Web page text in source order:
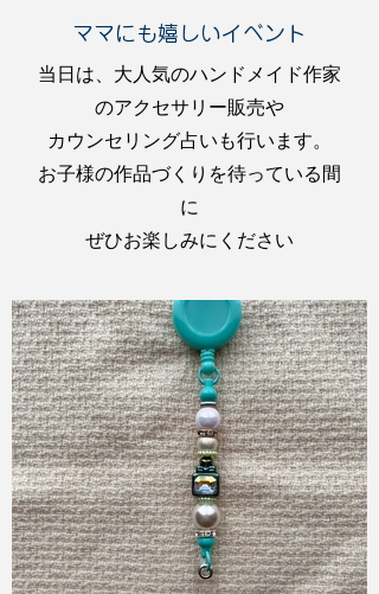
ママにも嬉しいイベント
当日は、大人気のハンドメイド作家
のアクセサリー販売や
カウンセリング占いも行います。
お子様の作品づくりを待っている間
に
ぜひお楽しみにください